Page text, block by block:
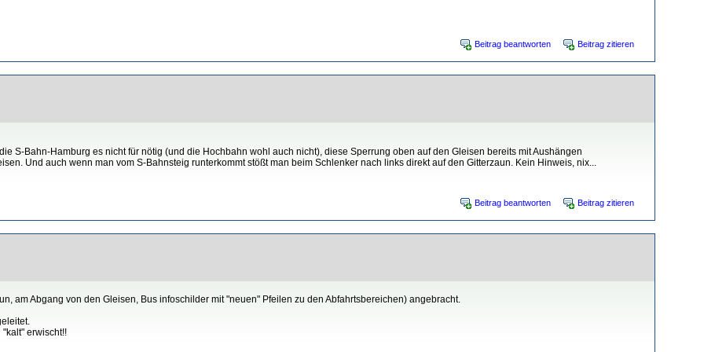
Beitrag beantworten Beitrag zitieren
S-Bahn-Hamburg es nicht für nötig (und die Hochbahn wohl auch nicht), diese Sperrung oben auf den Gleisen bereits mit Aushängen
Und auch wenn man vom S-Bahnsteig runterkommt stößt man beim Schlenker nach links direkt auf den Gitterzaun. Kein Hinweis, nix...
Beitrag beantworten Beitrag zitieren
am Abgang von den Gleisen, Bus infoschilder mit "neuen" Pfeilen zu den Abfahrtsbereichen) angebracht.
erwischt!!